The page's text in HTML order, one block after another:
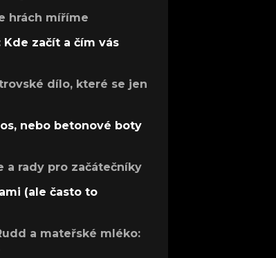
hrách míříme
Kde začít a čím vás
dílo, které se jen
nebo betonové boty
a rady pro začátečníky
(ale často to
a mateřské mléko: